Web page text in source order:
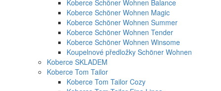
Koberce Schöner Wohnen Balance
Koberce Schöner Wohnen Magic
Koberce Schöner Wohnen Summer
Koberce Schöner Wohnen Tender
Koberce Schöner Wohnen Winsome
Koupelnové předložky Schöner Wohnen
Koberce SKLADEM
Koberce Tom Tailor
Koberce Tom Tailor Cozy